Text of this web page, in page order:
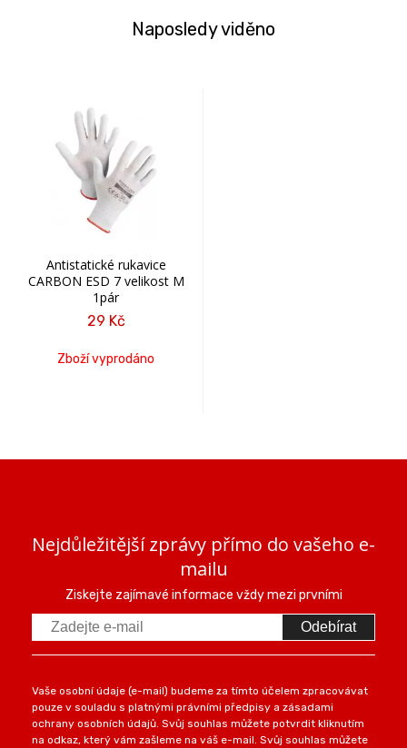
Naposledy viděno
Antistatické rukavice
CARBON ESD 7 velikost M
1pár
29 Kč
Zboží vyprodáno
Nejdůležitější zprávy přímo do vašeho e-
mailu
Ziskejte zajímavé informace vždy mezi prvními
Odebírat
Vaše osobní údaje (e-mail) budeme za tímto účelem zpracovávat
pouze v souladu s platnými právními předpisy a zásadami
ochrany osobních údajů. Svůj souhlas můžete potvrdit kliknutím
na odkaz, který vám zašleme na váš e-mail. Svůj souhlas můžete